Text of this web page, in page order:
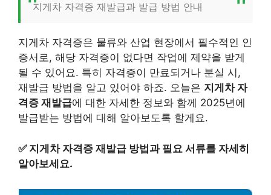
지게차 자격증 재발급과 발급 방법 안내
지게차 자격증은 물류와 산업 현장에서 필수적인 인
증서로, 해당 자격증이 없다면 작업에 제약을 받게
될 수 있어요. 특히 자격증이 만료되거나 분실 시,
재발급 방법을 알고 있어야 하죠. 오늘은 지게차 자
격증 재발급에 대한 자세한 정보와 함께 2025년에
발급받는 방법에 대해 알아보도록 할게요.
✅ 지게차 자격증 재발급 방법과 필요 서류를 자세히
알아보세요.